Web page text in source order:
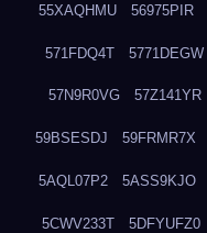
55XAQHMU 56975PIR
571FDQ4T 5771DEGW
57N9R0VG 57Z141YR
59BSESDJ 59FRMR7X
5AQL07P2 5ASS9KJO
5CWV233T 5DFYUFZ0